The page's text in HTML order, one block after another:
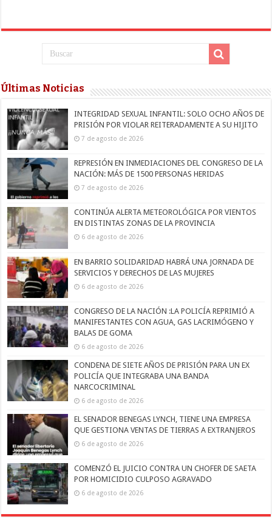
Últimas Noticias
INTEGRIDAD SEXUAL INFANTIL: SOLO OCHO AÑOS DE
PRISIÓN POR VIOLAR REITERADAMENTE A SU HIJITO
7 de agosto de 2026
REPRESIÓN EN INMEDIACIONES DEL CONGRESO DE LA
NACIÓN: MÁS DE 1500 PERSONAS HERIDAS
7 de agosto de 2026
CONTINÚA ALERTA METEOROLÓGICA POR VIENTOS
EN DISTINTAS ZONAS DE LA PROVINCIA
6 de agosto de 2026
EN BARRIO SOLIDARIDAD HABRÁ UNA JORNADA DE
SERVICIOS Y DERECHOS DE LAS MUJERES
6 de agosto de 2026
CONGRESO DE LA NACIÓN :LA POLICÍA REPRIMIÓ A
MANIFESTANTES CON AGUA, GAS LACRIMÓGENO Y
BALAS DE GOMA
6 de agosto de 2026
CONDENA DE SIETE AÑOS DE PRISIÓN PARA UN EX
POLICÍA QUE INTEGRABA UNA BANDA
NARCOCRIMINAL
6 de agosto de 2026
EL SENADOR BENEGAS LYNCH, TIENE UNA EMPRESA
QUE GESTIONA VENTAS DE TIERRAS A EXTRANJEROS
6 de agosto de 2026
COMENZÓ EL JUICIO CONTRA UN CHOFER DE SAETA
POR HOMICIDIO CULPOSO AGRAVADO
6 de agosto de 2026